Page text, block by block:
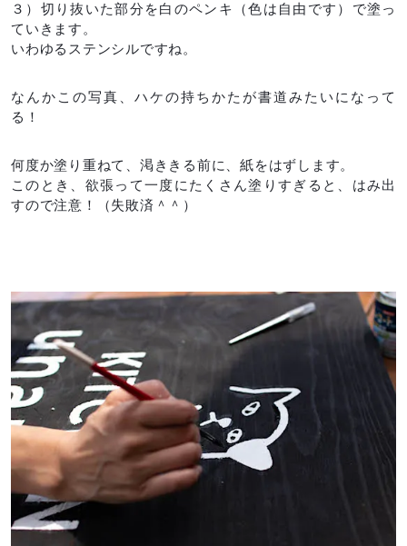
３）切り抜いた部分を白のペンキ（色は自由です）で塗っ
ていきます。
いわゆるステンシルですね。
なんかこの写真、ハケの持ちかたが書道みたいになって
る！
何度か塗り重ねて、渇ききる前に、紙をはずします。
このとき、欲張って一度にたくさん塗りすぎると、はみ出
すので注意！（失敗済＾＾）